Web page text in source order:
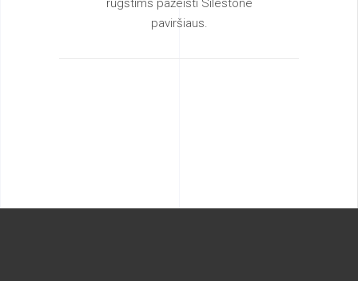
rūgštims pažeisti Silestone
paviršiaus.